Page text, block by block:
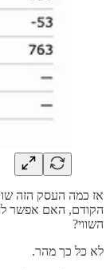
הקודם, האם אפשר
השווי?
לא כל כך מהר.